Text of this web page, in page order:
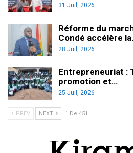
31 Juil, 2026
Réforme du
Condé accélère
28 Juil, 2026
Entrepreneuriat :
promotion et…
25 Juil, 2026
PREV NEXT 1 De 451